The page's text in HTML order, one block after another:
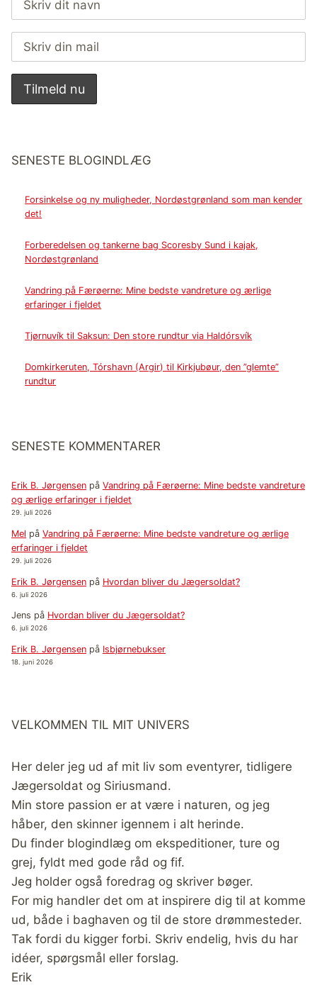
SENESTE BLOGINDLÆG
Forsinkelse og ny muligheder, Nordøstgrønland som man kender
det!
Forberedelsen og tankerne bag Scoresby Sund i kajak,
Nordøstgrønland
Vandring på Færøerne: Mine bedste vandreture og ærlige
erfaringer i fjeldet
Tjørnuvík til Saksun: Den store rundtur via Haldórsvík
Domkirkeruten, Tórshavn (Argir) til Kirkjubøur, den ”glemte”
rundtur
SENESTE KOMMENTARER
Erik B. Jørgensen på Vandring på Færøerne: Mine bedste vandreture
og ærlige erfaringer i fjeldet
29. juli 2026
Mel på Vandring på Færøerne: Mine bedste vandreture og ærlige
erfaringer i fjeldet
29. juli 2026
Erik B. Jørgensen på Hvordan bliver du Jægersoldat?
6. juli 2026
Jens på Hvordan bliver du Jægersoldat?
6. juli 2026
Erik B. Jørgensen på Isbjørnebukser
18. juni 2026
VELKOMMEN TIL MIT UNIVERS
Her deler jeg ud af mit liv som eventyrer, tidligere
Jægersoldat og Siriusmand.
Min store passion er at være i naturen, og jeg
håber, den skinner igennem i alt herinde.
Du finder blogindlæg om ekspeditioner, ture og
grej, fyldt med gode råd og fif.
Jeg holder også foredrag og skriver bøger.
For mig handler det om at inspirere dig til at komme
ud, både i baghaven og til de store drømmesteder.
Tak fordi du kigger forbi. Skriv endelig, hvis du har
idéer, spørgsmål eller forslag.
Erik